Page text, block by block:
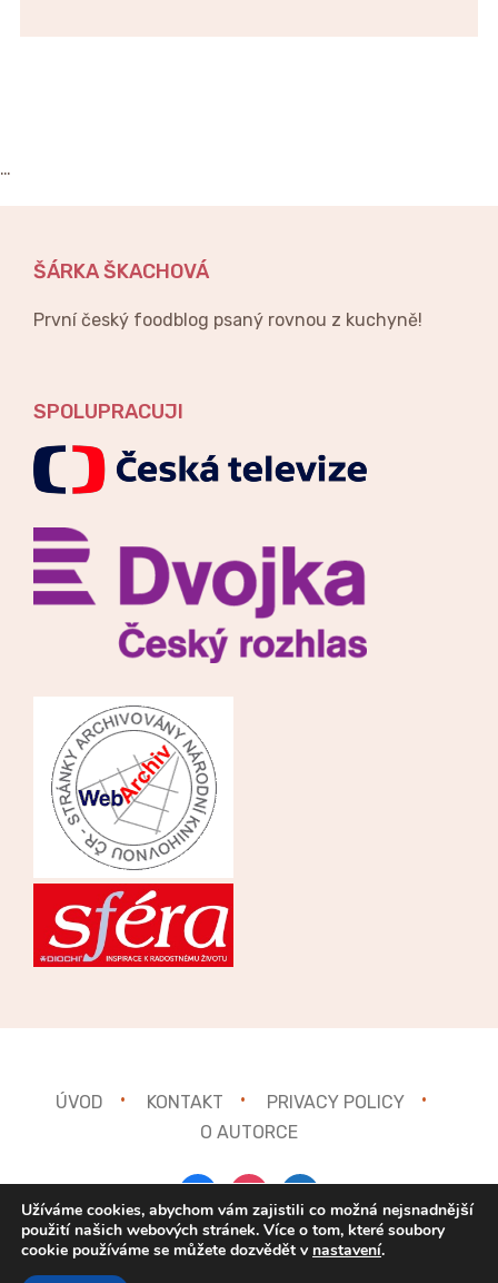
…
ŠÁRKA ŠKACHOVÁ
První český foodblog psaný rovnou z kuchyně!
SPOLUPRACUJI
ÚVOD KONTAKT
PRIVACY POLICY
O AUTORCE
facebookinstagram
mail
Užíváme cookies, abychom vám zajistili co možná nejsnadnější
použití našich webových stránek. Více o tom, které soubory
cookie používáme se můžete dozvědět v nastavení.